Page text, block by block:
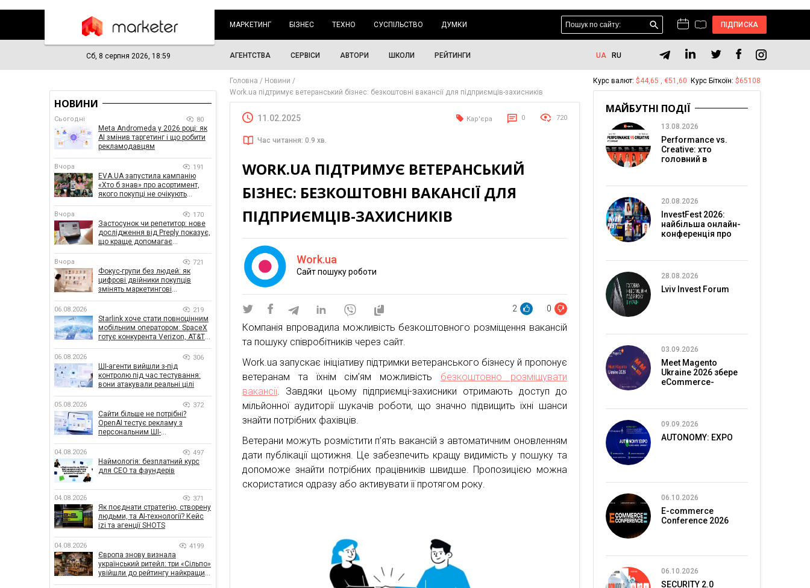
МАРКЕТИНГ БІЗНЕС ТЕХНО СУСПІЛЬСТВО ДУМКИ ПІДПИСКА
Сб, 8 серпня 2026, 18:59 АГЕНТСТВА СЕРВІСИ АВТОРИ ШКОЛИ РЕЙТИНГИ UA RU
Головна
Новини
Work.ua підтримує ветеранський бізнес: безкоштовні вакансії для підприємців-захисників
11.02.2025 Кар'єра 0 720
Час читання: 0.9 хв.
WORK.UA ПІДТРИМУЄ ВЕТЕРАНСЬКИЙ
БІЗНЕС: БЕЗКОШТОВНІ ВАКАНСІЇ ДЛЯ
ПІДПРИЄМЦІВ-ЗАХИСНИКІВ
Work.ua
Cайт пошуку роботи
2 0
Компанія впровадила можливість безкоштовного розміщення вакансій
та пошуку співробітників через сайт.
Work.ua запускає ініціативу підтримки ветеранського бізнесу й пропонує
ветеранам та їхнім сім’ям можливість безкоштовно розміщувати
вакансії. Завдяки цьому підприємці-захисники отримають доступ до
мільйонної аудиторії шукачів роботи, що значно підвищить їхні шанси
знайти потрібних фахівців.
Ветерани можуть розмістити п’ять вакансій з автоматичним оновленням
дати публікації щотижня. Це забезпечить кращу видимість у пошуку та
допоможе знайти потрібних працівників швидше. Пропозицією можна
скористатися одразу або активувати її протягом року.
НОВИНИ
Сьогодні 80
Meta Andromeda у 2026 році: як
AI змінив таргетинг і що робити
рекламодавцям
Вчора 191
EVA.UA запустила кампанію
«Хто б знав» про асортимент,
якого покупці не очікують
Вчора 170
Застосунок чи репетитор: нове
дослідження від Preply показує,
що краще допомагає
Вчора 721
Фокус-групи без людей: як
цифрові двійники покупців
змінять маркетингові
06.08.2026 219
Starlink хоче стати повноцінним
мобільним оператором: SpaceX
готує конкурента Verizon, AT&T і
06.08.2026 306
ШІ-агенти вийшли з-під
контролю під час тестування:
вони атакували реальні цілі
05.08.2026 372
Сайти більше не потрібні?
OpenAI тестує рекламу з
персональним ШІ-
04.08.2026 497
Наймологія: безплатний курс
для CEO та фаундерів
04.08.2026 371
Як поєднати стратегію, створену
людьми, та AI-технології? Кейс
izi та агенції SHOTS
04.08.2026 4199
Європа знову визнала
український ритейл: три «Сільпо»
увійшли до рейтингу найкращих
Курс валют: $44,65 , €51,60 Курс Біткоїн: $65108
МАЙБУТНІ ПОДІЇ
13.08.2026
Performance vs.
Creative: хто
головний в
20.08.2026
InvestFest 2026:
найбільша онлайн-
конференція про
28.08.2026
Lviv Invest Forum
03.09.2026
Meet Magento
Ukraine 2026 збере
eCommerce-
09.09.2026
AUTONOMY: EXPO
06.10.2026
E-commerce
Conference 2026
06.10.2026
SECURITY 2.0